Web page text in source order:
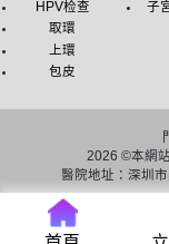
HPV检查
取環
上環
包皮
子
2026 ©本網
醫院地址：深圳
友情链接